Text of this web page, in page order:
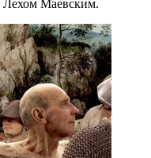
Лехом Маевским.